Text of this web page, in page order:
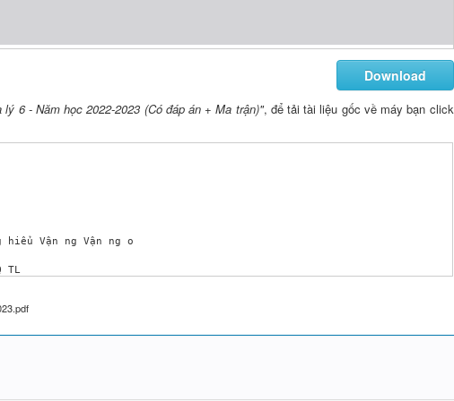
Download
6 - Năm học 2022-2023 (Có đáp án + Ma trận)", để tải tài liệu gốc về máy bạn click